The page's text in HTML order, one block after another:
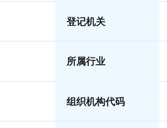
登记机关
所属行业
组织机构代码